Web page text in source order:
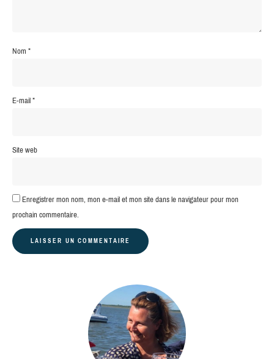
Nom*
E-mail*
Site web
Enregistrer mon nom, mon e-mail et mon site dans le navigateur pour mon
prochain commentaire.